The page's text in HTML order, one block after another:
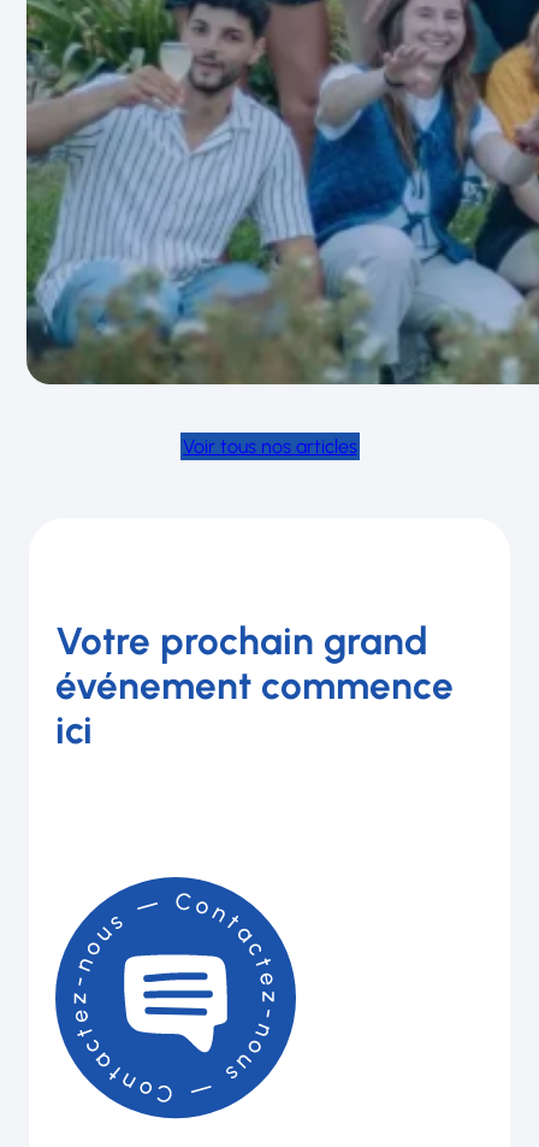
Voir tous nos articles
Votre prochain grand
événement commence
ici